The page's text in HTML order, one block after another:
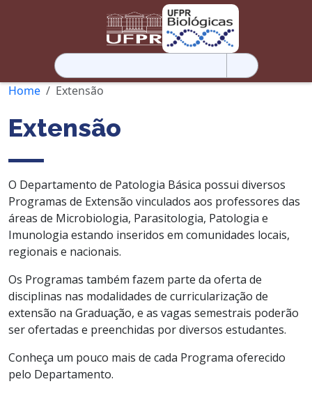
Pesquisar
por:
Home
Extensão
Extensão
O Departamento de Patologia Básica possui diversos
Programas de Extensão vinculados aos professores das
áreas de Microbiologia, Parasitologia, Patologia e
Imunologia estando inseridos em comunidades locais,
regionais e nacionais.
Os Programas também fazem parte da oferta de
disciplinas nas modalidades de curricularização de
extensão na Graduação, e as vagas semestrais poderão
ser ofertadas e preenchidas por diversos estudantes.
Conheça um pouco mais de cada Programa oferecido
pelo Departamento.